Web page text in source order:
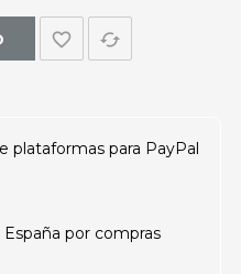
favorite_border cached
plataformas para PayPal
por compras